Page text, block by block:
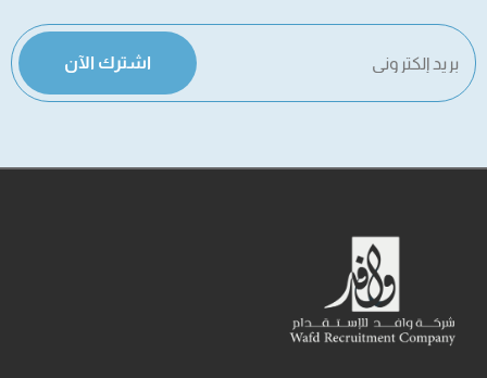
اشترك الآن